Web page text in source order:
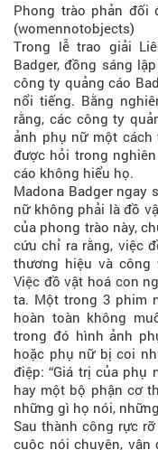
Phong trào phản đối
(womennotobjects)
Trong lễ trao giải
Badger, đồng sáng
công ty quảng cáo
nổi tiếng. Bằng
rằng, các công ty
ảnh phụ nữ một cách
được hỏi trong
cáo không hiểu họ.
Madona Badger ngay
nữ không phải là đồ
của phong trào này,
cứu chỉ ra rằng, việc
thương hiệu và công
Việc đồ vật hoá con
ta. Một trong 3 phim
hoàn toàn không
trong đó hình ảnh
hoặc phụ nữ bị coi
điệp: “Giá trị của phụ
hay một bộ phận cơ
những gì họ nói,
Sau thành công rực
cuộc nói chuyện,